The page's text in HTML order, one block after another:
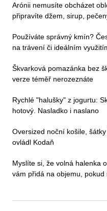
Arónii nemusíte obcházet
připravíte džem, sirup,
Používáte správný kmín?
na trávení či ideálním
Škvarková pomazánka bez
verze téměř nerozeznáte
Rychlé "halušky" z jogurtu:
hotový. Nasladko i naslano
Oversized noční košile,
ovládl Kodaň
Myslíte si, že volná halenka
vám přidá na objemu,